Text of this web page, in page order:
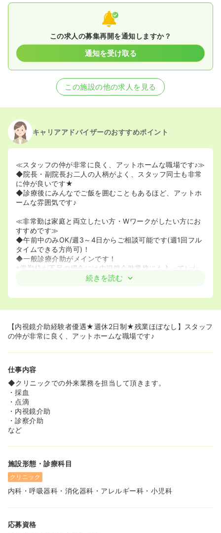
2026/07/13正・准看護師の募集を休止
正・准看護師の募集を開始
正・准看護師の募集を休止
正・准看護師の募集を開始
2020/09/17正・准看護師を休止中
この求人の募集再開を通知しますか？
通知を受け取る
この施設の他の求人を見る
キャリアアドバイザーのおすすめポイント
≪スタッフの仲が非常に良く、アットホームな職場です♪≫
◆院長・副院長お二人の人柄がよく、スタッフ同士も非常
に仲が良いです★
◆診療後にみんなでご飯を囲むこともあるほど、アットホ
ームな雰囲気です♪
≪非常勤は家庭と両立したい方・Wワークがしたい方にお
すすめです≫
◆午前中のみOK/週3～4日からご相談可能です(週1回フル
タイムできる方尚可)！
◆一般診療介助がメインです！
※常勤枠が不足の場合には内視鏡介助業務にも入っていた
だく可能性があります。
≪スキルアップ可能★≫
り、幅広く知識や技術が身につきます！
◆ブランクのある方もご相談ください★
続きを読む
【内視鏡介助経験者優遇★週休2日制★残業ほぼなし】スタッフ
の仲が非常に良く、アットホームな職場です♪
仕事内容
◆クリニックでの外来業務を担当して頂きます。
・採血
・点滴
・内視鏡介助
・診察介助
など
施設形態・診療科目
クリニック
内科・呼吸器科・消化器科・アレルギー科・小児科
応募資格